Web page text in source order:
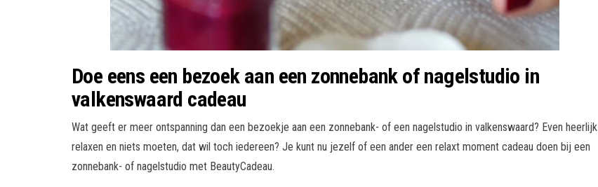
Doe eens een bezoek aan een zonnebank of nagelstudio in
valkenswaard cadeau
Wat geeft er meer ontspanning dan een bezoekje aan een zonnebank- of een nagelstudio in valkenswaard? Even heerlijk
relaxen en niets moeten, dat wil toch iedereen? Je kunt nu jezelf of een ander een relaxt moment cadeau doen bij een
zonnebank- of nagelstudio met BeautyCadeau.